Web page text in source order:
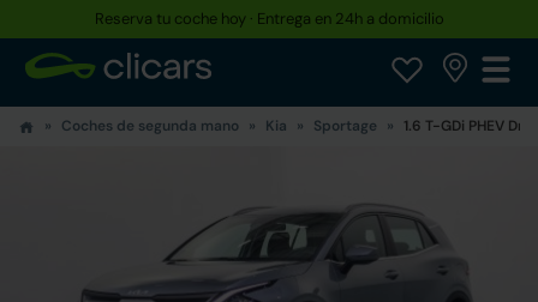
Reserva tu coche hoy · Entrega en 24h a domicilio
Coches de segunda mano Kia Sportage 1.6 T-GDi PHEV